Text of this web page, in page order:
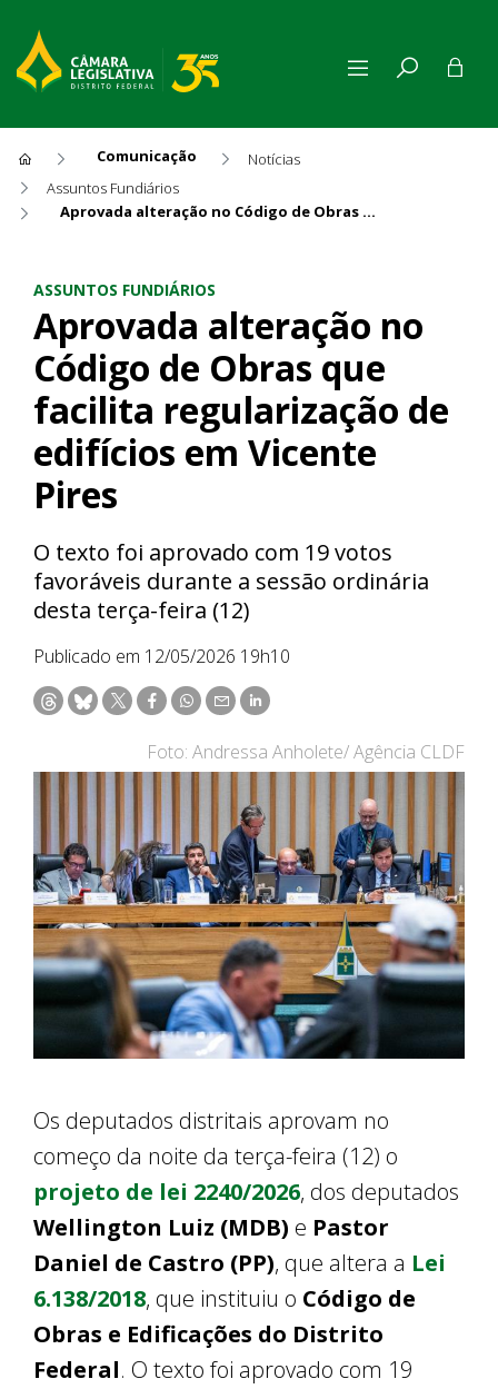
Comunicação
Notícias
Assuntos Fundiários
Aprovada alteração no Código de Obras que facilita regularização de edifícios em Vicente Pires
ASSUNTOS FUNDIÁRIOS
Aprovada alteração no
Código de Obras que
facilita regularização de
edifícios em Vicente
Pires
O texto foi aprovado com 19 votos
favoráveis durante a sessão ordinária
desta terça-feira (12)
Publicado em 12/05/2026 19h10
Foto: Andressa Anholete/ Agência CLDF
Os deputados distritais aprovam no
começo da noite da terça-feira (12) o
projeto de lei 2240/2026, dos deputados
Wellington Luiz (MDB) e Pastor
Daniel de Castro (PP), que altera a Lei
6.138/2018, que instituiu o Código de
Obras e Edificações do Distrito
Federal. O texto foi aprovado com 19